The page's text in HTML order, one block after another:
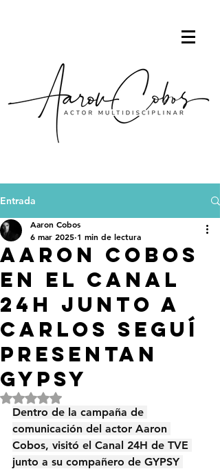
Entrada
Aaron Cobos
en el Canal
24H junto a
Carlos Seguí
presentan
GYPSY
Aaron Cobos
6 mar 2025 1 min de lectura
Obtuvo NaN de 5 estrellas.
Dentro de la campaña de
comunicación del actor Aaron
Cobos, visitó el Canal 24H de TVE
junto a su compañero de GYPSY